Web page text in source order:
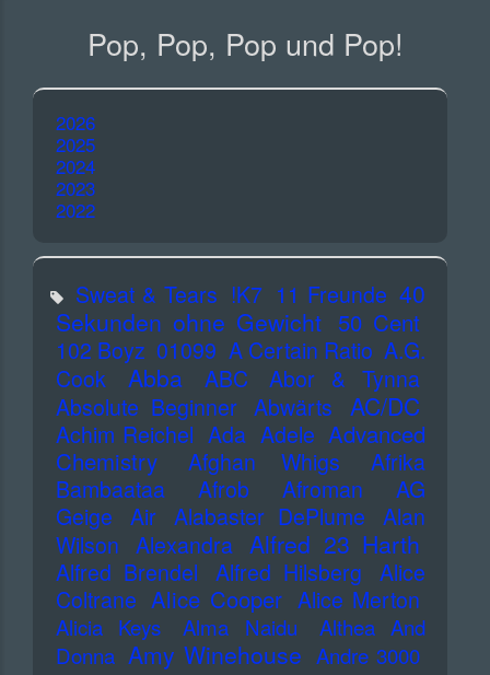
Pop, Pop, Pop und Pop!
2026
2025
2024
2023
2022
Sweat & Tears !K7 11 Freunde 40
Sekunden ohne Gewicht 50 Cent
102 Boyz 01099 A Certain Ratio A.G.
Cook
Abba ABC
Abor & Tynna
Absolute Beginner Abwärts AC/DC
Achim Reichel Ada Adele Advanced
Chemistry
Afghan Whigs
Afrika
Bambaataa
Afrob Afroman
AG
Geige
Air Alabaster DePlume
Alan
Wilson Alexandra Alfred 23 Harth
Alfred Brendel Alfred Hilsberg
Alice
Coltrane Alice Cooper Alice Merton
Alicia Keys Alma Naidu
Althea And
Donna Amy Winehouse Andre 3000